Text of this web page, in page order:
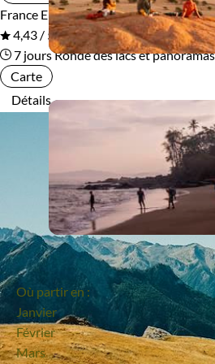
Où partir en :
Janvier
Février
Mars
Refuge, gîte, dortoir Standard
Supérieur
Semi-itinérant
En étoile
Environnement
Forêts, collines, rivières et lacs
Montagne
France En groupe
4,43 / 5
7 joursRonde des lacs et
Carte
Détails